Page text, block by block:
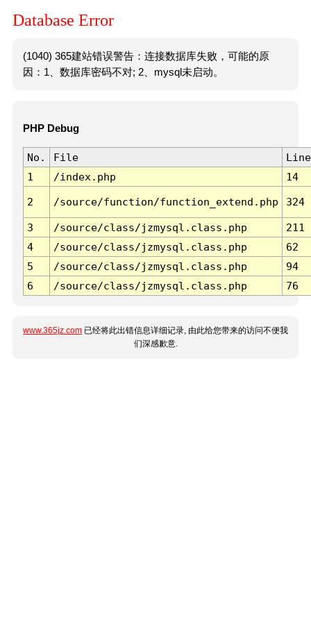
Database Error
(1040) 365建站错误警告：连接数据库失败，可能的原
因：1、数据库密码不对; 2、mysql未启动。
PHP Debug
No. File
Line
1
/index.php 14
2 /source/function/function_extend.php 324
3 /source/class/jzmysql.class.php
211
4
/source/class/jzmysql.class.php
62
5
/source/class/jzmysql.class.php
94
6
/source/class/jzmysql.class.php 76
www.365jz.com 已经将此出错信息详细记录, 由此给您带来的访问不便我
们深感歉意.